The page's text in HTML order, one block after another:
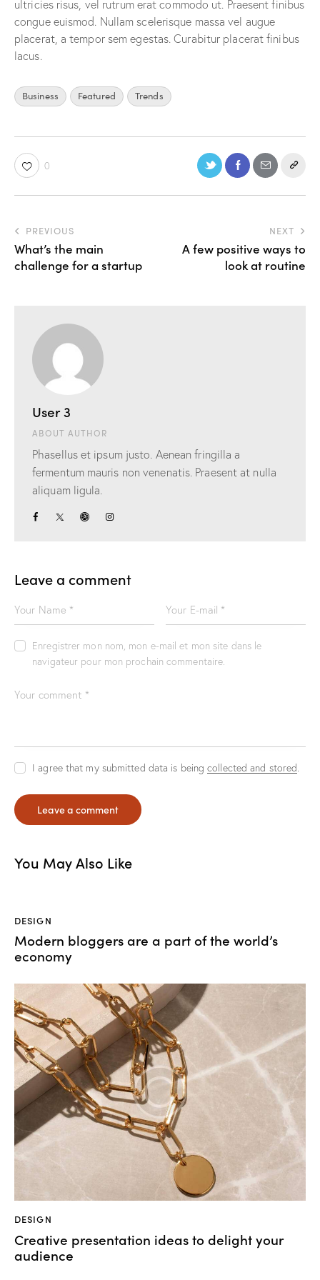
ultricies risus, vel rutrum erat commodo ut. Praesent finibus
congue euismod. Nullam scelerisque massa vel augue
placerat, a tempor sem egestas. Curabitur placerat finibus
lacus.
Business Featured Trends
0
PREVIOUS
What’s the main
challenge for a startup
NEXT
A few positive ways to
look at routine
User 3
ABOUT AUTHOR
Phasellus et ipsum justo. Aenean fringilla a
fermentum mauris non venenatis. Praesent at nulla
aliquam ligula.
Leave a comment
Enregistrer mon nom, mon e-mail et mon site dans le
navigateur pour mon prochain commentaire.
I agree that my submitted data is beingcollected and stored
You May Also Like
DESIGN
Modern bloggers are a part of the world’s
economy
DESIGN
Creative presentation ideas to delight your
audience